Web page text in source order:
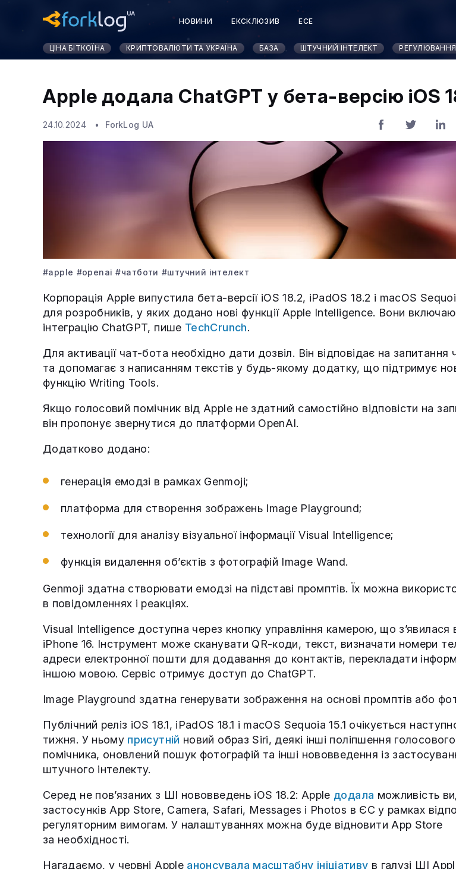
НОВИНИ ЕКСКЛЮЗИВ
ЕСЕ
ЦІНА БІТКОЇНА КРИПТОВАЛЮТИ ТА УКРАЇНА БАЗА ШТУЧНИЙ ІНТЕЛЕКТ РЕГУЛЮВАННЯ
Apple додала ChatGPT у бета-версію iOS
24.10.2024 ForkLog UA
#apple #openai #чатботи #штучний інтелект
Корпорація Apple випустила бета-версії iOS 18.2, iPadOS 18.2 і macOS
для розробників, у яких додано нові функції Apple Intelligence. Вони
інтеграцію ChatGPT, пише TechCrunch.
Для активації чат-бота необхідно дати дозвіл. Він відповідає на запитання
та допомагає з написанням текстів у будь-якому додатку, що підтримує
функцію Writing Tools.
Якщо голосовий помічник від Apple не здатний самостійно відповісти на
він пропонує звернутися до платформи OpenAI.
Додатково додано:
генерація емодзі в рамках Genmoji;
платформа для створення зображень Image Playground;
технології для аналізу візуальної інформації Visual Intelligence;
функція видалення об’єктів з фотографій Image Wand.
Genmoji здатна створювати емодзі на підставі промптів. Їх можна
в повідомленнях і реакціях.
Visual Intelligence доступна через кнопку управління камерою, що з’явилася в
iPhone 16. Інструмент може сканувати QR-коди, текст, визначати номери
адреси електронної пошти для додавання до контактів, перекладати
іншою мовою. Сервіс отримує доступ до ChatGPT.
Image Playground здатна генерувати зображення на основі промптів або
Публічний реліз iOS 18.1, iPadOS 18.1 і macOS Sequoia 15.1 очікується
тижня. У ньому присутній новий образ Siri, деякі інші поліпшення голосового
помічника, оновлений пошук фотографій та інші нововведення із
штучного інтелекту.
Серед не пов’язаних з ШІ нововведень iOS 18.2: Apple додала можливість
застосунків App Store, Camera, Safari, Messages і Photos в ЄС у рамках
регуляторним вимогам. У налаштуваннях можна буде відновити App Store
за необхідності.
Нагадаємо, у червні Apple анонсувала масштабну ініціативу в галузі ШІ